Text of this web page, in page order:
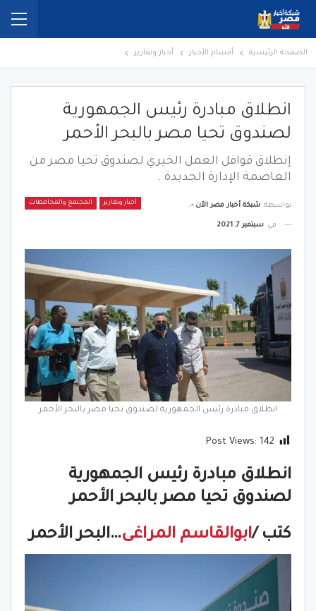
الصفحة الرئيسية أقسام الأخبار أخبار وتقارير
انطلاق مبادرة رئيس الجمهورية
لصندوق تحيا مصر بالبحر الأحمر
إنطلاق قوافل العمل الخيري لصندوق تحيا مصر من
العاصمة الإدارة الجديدة .
أخبار وتقارير المجتمع والمحافظات بواسطة شبكة أخبار مصر الأن - Egypt News Network Now
في سبتمبر 7, 2021
انطلاق مبادرة رئيس الجمهورية لصندوق تحيا مصر بالبحر الأحمر
Post Views: 142
انطلاق مبادرة رئيس الجمهورية
لصندوق تحيا مصر بالبحر الأحمر
كتب /ابوالقاسم المراغى…البحر الأحمر